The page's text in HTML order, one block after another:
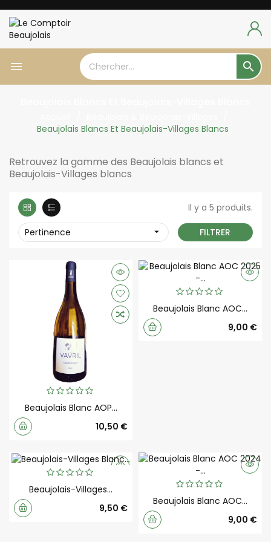
 
Beaujolais Blancs Et Beaujolais-Villages Blancs
Retrouvez la gamme des Beaujolais blancs et
Beaujolais-Villages blancs
Il y a 5 produits.
Pertinence  FILTRER
Beaujolais Blanc AOP...
Prix
10,50 €
Beaujolais Blanc AOC...
Prix
9,00 €
Beaujolais-Villages...
Prix
9,50 €
Beaujolais Blanc AOC...
Prix
9,00 €